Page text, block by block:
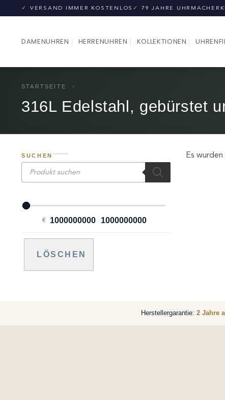
Inhalt
✓ VERSAND IMMER KOSTENLOS ✓ 79 JAHRE
DAMENUHREN HERRENUHREN KOLLEKTIONEN
STARTSEITE »
316L Edelstahl, gebürstet
SUCHEN
Products
search
€
LÖSCHEN
Es
Herstellergarantie: 2 Jahre